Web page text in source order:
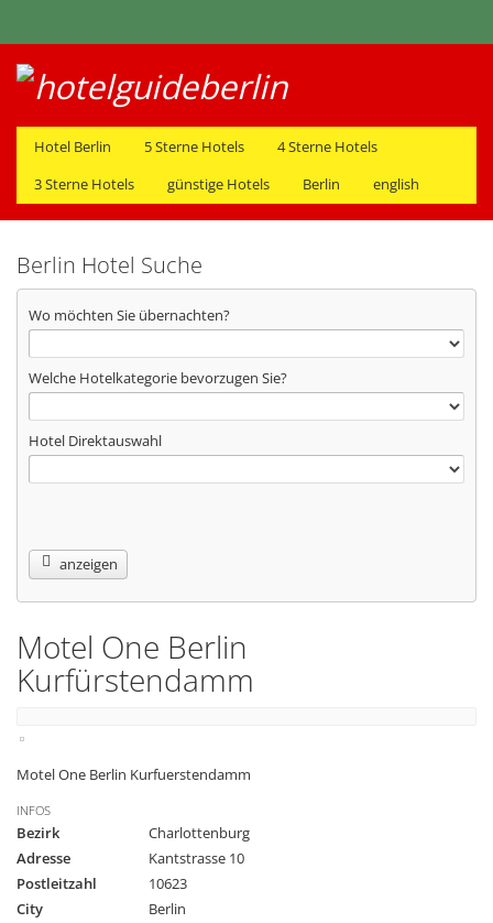
Hotel Berlin 5 Sterne Hotels
4 Sterne Hotels
3 Sterne Hotels
günstige Hotels Berlin english
Berlin Hotel Suche
Wo möchten Sie übernachten?
Welche Hotelkategorie bevorzugen Sie?
Hotel Direktauswahl
anzeigen
Motel One Berlin
Kurfürstendamm
Motel One Berlin Kurfuerstendamm
INFOS
Bezirk
Charlottenburg
Adresse
Kantstrasse 10
Postleitzahl
10623
City
Berlin